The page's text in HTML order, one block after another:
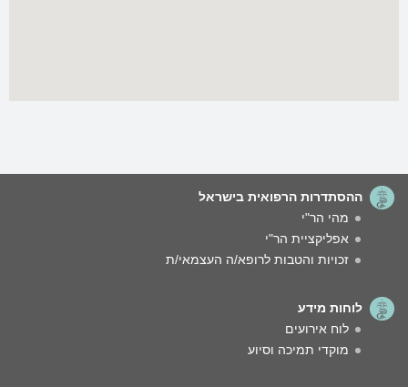
ההסתדרות הרפואית בישראל
מהי הר"י
אפליקציית הר"י
זכויות והטבות לרופא/ה העצמאי/ת
לוחות מידע
לוח אירועים
מוקדי תמיכה וסיוע